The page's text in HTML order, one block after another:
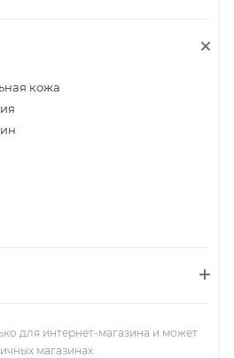
кожа
для интернет-магазина и может
магазинах